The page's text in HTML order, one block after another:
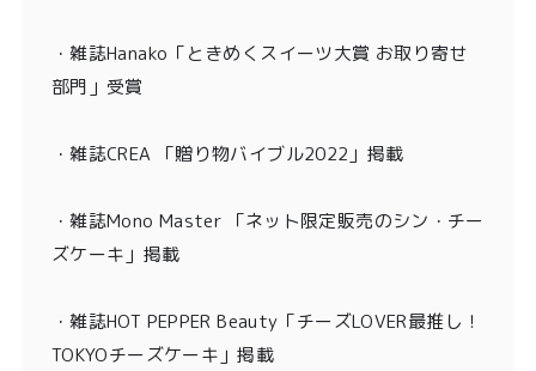
・雑誌Hanako「ときめくスイーツ大賞 お取り寄せ
部門」受賞
・雑誌CREA 「贈り物バイブル2022」掲載
・雑誌Mono Master 「ネット限定販売のシン・チー
ズケーキ」掲載
・雑誌HOT PEPPER Beauty「チーズLOVER最推し！
TOKYOチーズケーキ」掲載